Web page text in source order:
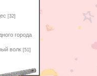
[32]
города
волк [51]